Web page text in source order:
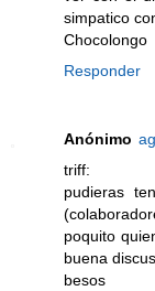
simpatico
Chocolongo
Responder
Anónimo
triff:
pudieras
poquito
buena
besos